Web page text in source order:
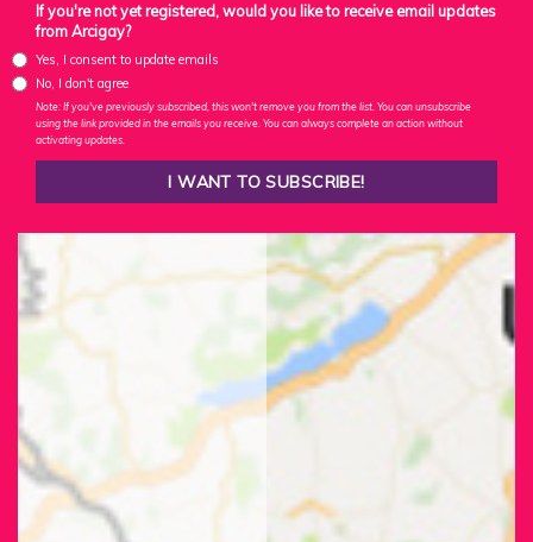
If you're not yet registered, would you like to receive email updates
from Arcigay?
Yes, I consent to update emails
No, I don't agree
Note: If you've previously subscribed, this won't remove you from the list. You can unsubscribe
using the link provided in the emails you receive. You can always complete an action without
activating updates.